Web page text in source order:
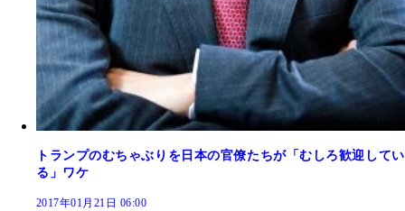
トランプのむちゃぶりを日本の官僚たちが「むしろ歓迎してい
る」ワケ
2017年01月21日 06:00